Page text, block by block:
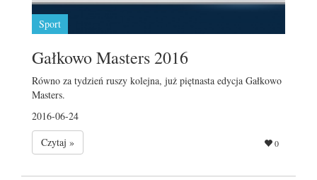
Sport
Gałkowo Masters 2016
Równo za tydzień ruszy kolejna, już piętnasta edycja Gałkowo
Masters.
2016-06-24
Czytaj »
0